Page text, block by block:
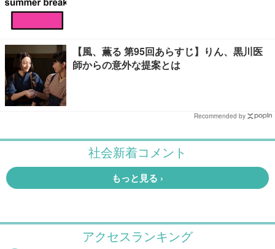
【風、薫る 第95回あらすじ】りん、黒川医
師からの意外な提案とは
Recommended by
アクセスランキング